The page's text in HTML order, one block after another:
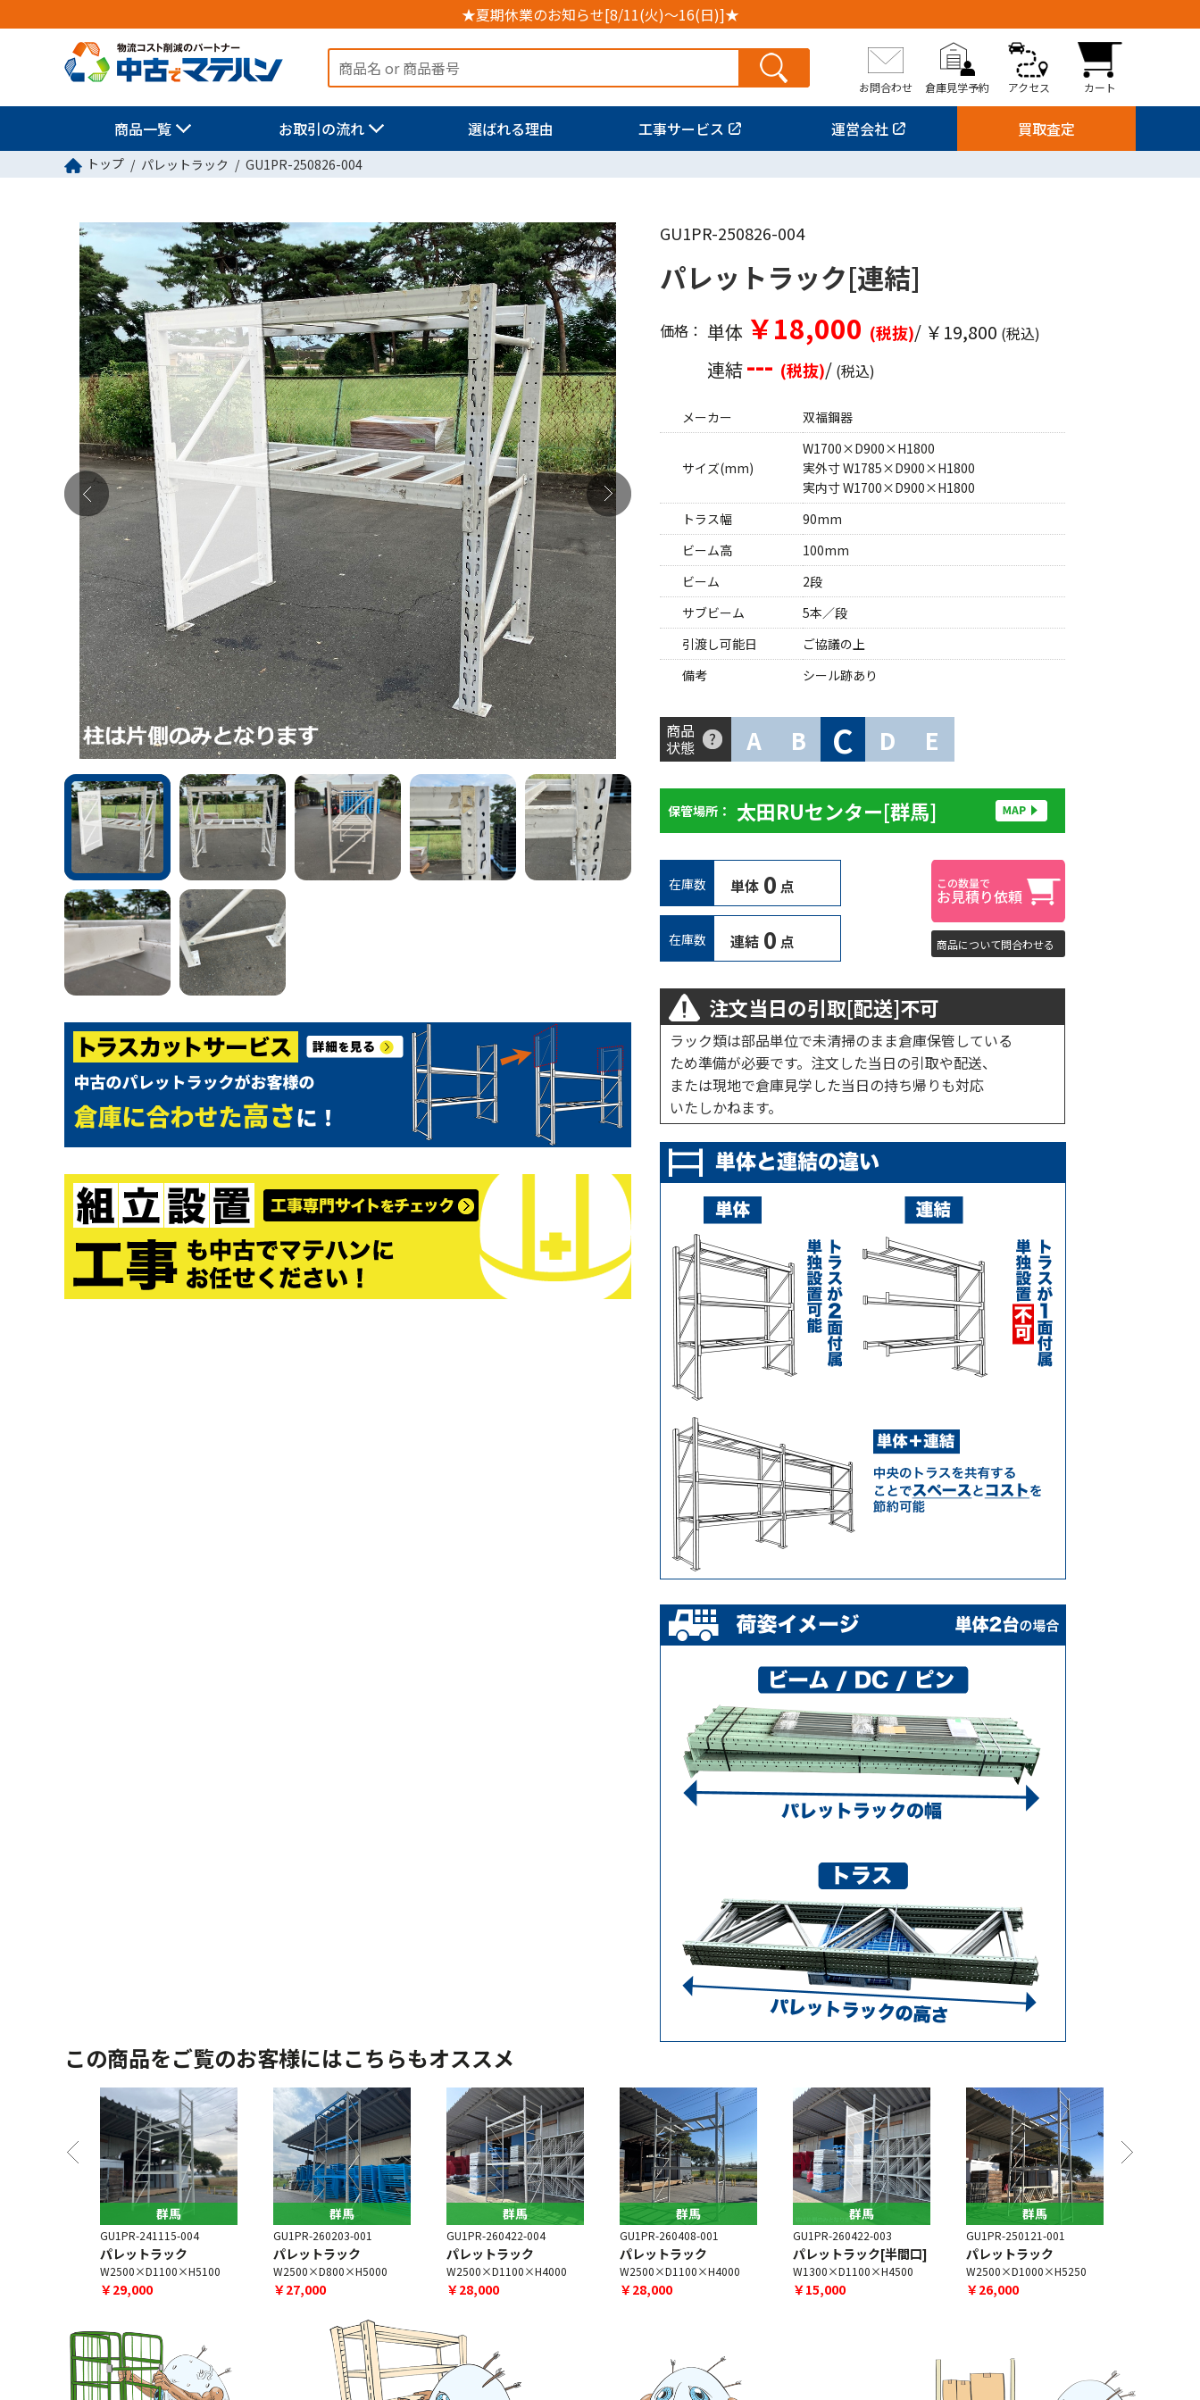
★夏期休業のお知らせ[8/11(火)～16(日)]★
お問合わせ 倉庫見学予約 アクセス カート
商品一覧 お取引の流れ 選ばれる理由 工事サービス 運営会社 買取査定
トップ パレットラック GU1PR-250826-004
GU1PR-250826-004
パレットラック[連結]
価格： 単体 ￥18,000 (税抜)/ ￥19,800 (税込)
連結--- (税抜)/ (税込)
メーカー 双福鋼器
サイズ(mm)
W1700×D900×H1800
実外寸 W1785×D900×H1800
実内寸 W1700×D900×H1800
トラス幅
90mm
ビーム高
100mm
ビーム
2段
サブビーム
5本／段
引渡し可能日
ご協議の上
備考
シール跡あり
商品
状態 A B C D E
保管場所： 太田RUセンター[群馬]
在庫数 単体 0 点
在庫数 連結 0 点 商品について問合わせる
注文当日の引取[配送]不可
ラック類は部品単位で未清掃のまま倉庫保管している
ため準備が必要です。注文した当日の引取や配送、
または現地で倉庫見学した当日の持ち帰りも対応
いたしかねます。
この商品をご覧のお客様にはこちらもオススメ
群馬
GU1PR-241115-004
パレットラック
W2500×D1100×H5100
￥29,000
群馬
GU1PR-260203-001
パレットラック
W2500×D800×H5000
￥27,000
群馬
GU1PR-260422-004
パレットラック
W2500×D1100×H4000
￥28,000
群馬
GU1PR-260408-001
パレットラック
W2500×D1100×H4000
￥28,000
群馬
GU1PR-260422-003
パレットラック[半間口]
W1300×D1100×H4500
￥15,000
群馬
GU1PR-250121-001
パレットラック
W2500×D1000×H5250
￥26,000